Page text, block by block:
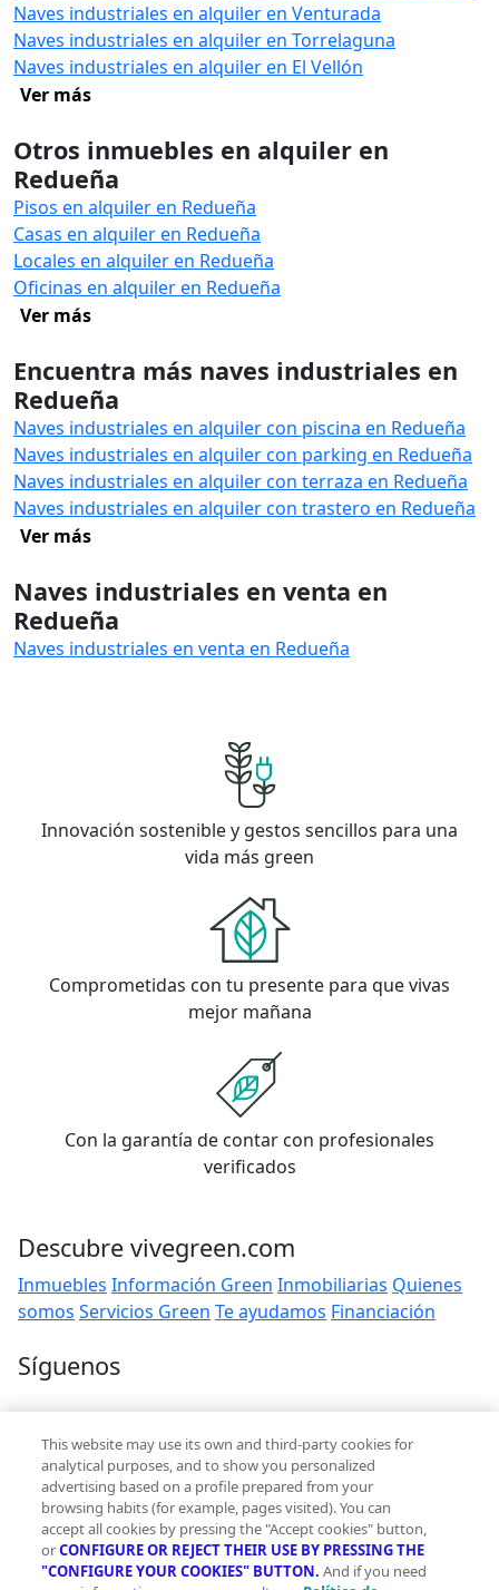
Naves industriales en alquiler en Venturada
Naves industriales en alquiler en Torrelaguna
Naves industriales en alquiler en El Vellón
Ver más
Otros inmuebles en alquiler en
Redueña
Pisos en alquiler en Redueña
Casas en alquiler en Redueña
Locales en alquiler en Redueña
Oficinas en alquiler en Redueña
Ver más
Encuentra más naves industriales en
Redueña
Naves industriales en alquiler con piscina en Redueña
Naves industriales en alquiler con parking en Redueña
Naves industriales en alquiler con terraza en Redueña
Naves industriales en alquiler con trastero en Redueña
Ver más
Naves industriales en venta en
Redueña
Naves industriales en venta en Redueña
Innovación sostenible y gestos sencillos para una
vida más green
Comprometidas con tu presente para que vivas
mejor mañana
Con la garantía de contar con profesionales
verificados
Descubre vivegreen.com
Inmuebles Información Green Inmobiliarias Quienes
somos Servicios Green Te ayudamos Financiación
Síguenos
Contacto
hola@vivegreen.com
This website may use its own and third-party cookies for
analytical purposes, and to show you personalized
advertising based on a profile prepared from your
browsing habits (for example, pages visited). You can
accept all cookies by pressing the "Accept cookies" button,
orCONFIGURE OR REJECT THEIR USE BY PRESSING THE
"CONFIGURE YOUR COOKIES" BUTTON. And if you need